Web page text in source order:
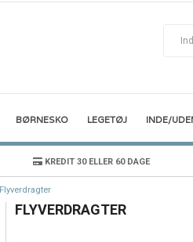
BØRNESKO LEGETØJ INDE/
KREDIT 30 ELLER 60 DAGE
Flyverdragter
FLYVERDRAGTER